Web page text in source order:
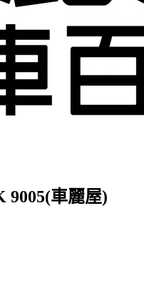
9005(車麗屋)